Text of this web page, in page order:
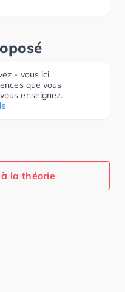
- vous ici
que vous
enseignez.
la théorie